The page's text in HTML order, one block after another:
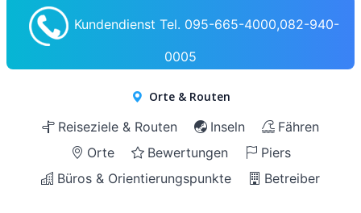
Kundendienst Tel. 095-665-4000,082-940-
0005
Orte & Routen
Reiseziele & Routen Inseln
Fähren
Orte
Bewertungen
Piers
Büros & Orientierungspunkte
Betreiber